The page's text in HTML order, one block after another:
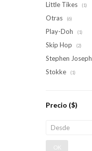
Little Tikes (1)
Otras (6)
Play-Doh (1)
Skip Hop (2)
Stephen Joseph
Stokke (1)
Precio ($)
OK